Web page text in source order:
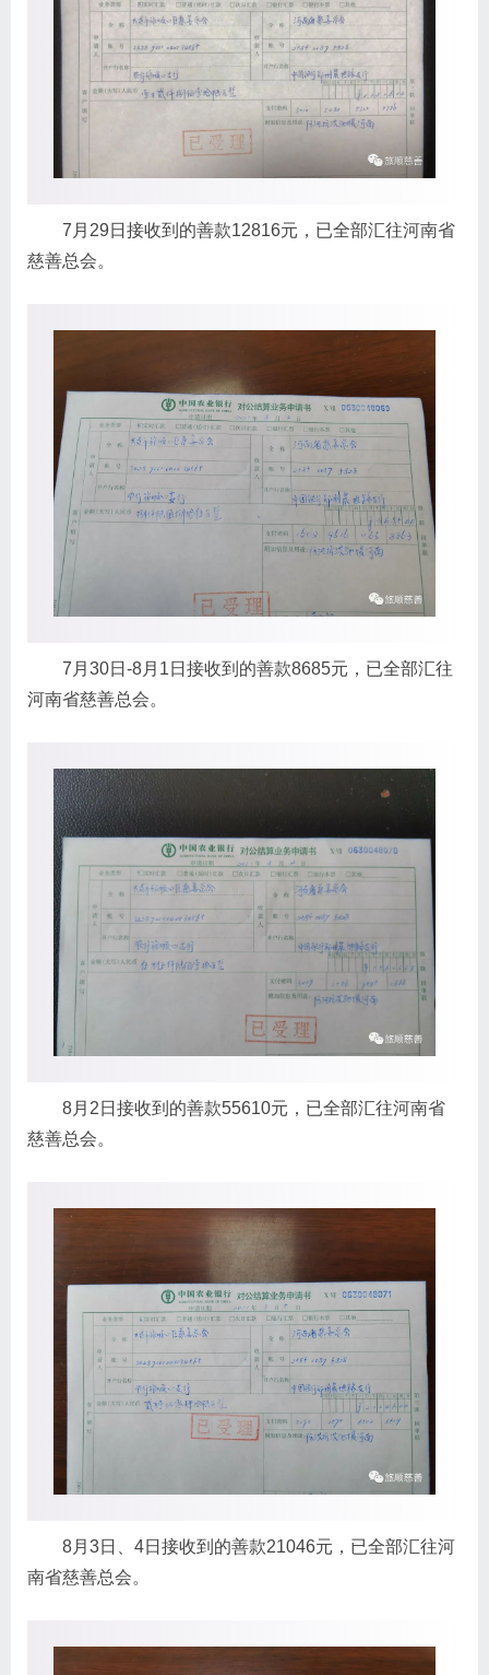
7月29日接收到的善款12816元，已全部汇往河南省
慈善总会。
7月30日-8月1日接收到的善款8685元，已全部汇往
河南省慈善总会。
8月2日接收到的善款55610元，已全部汇往河南省
慈善总会。
8月3日、4日接收到的善款21046元，已全部汇往河
南省慈善总会。